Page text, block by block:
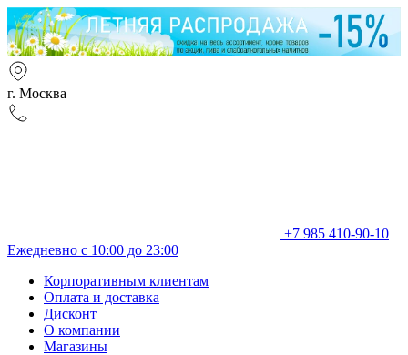
г. Москва
+7 985 410-90-10
Ежедневно с 10:00 до 23:00
Корпоративным клиентам
Оплата и доставка
Дисконт
О компании
Магазины